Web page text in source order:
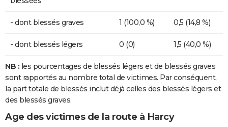
- dont blessés graves 1 (100,0 %) 0,5 (14,8 %)
- dont blessés légers 0 (0) 1,5 (40,0 %)
NB : les pourcentages de blessés légers et de blessés graves
sont rapportés au nombre total de victimes. Par conséquent,
la part totale de blessés inclut déjà celles des blessés légers et
des blessés graves.
Age des victimes de la route à Harcy